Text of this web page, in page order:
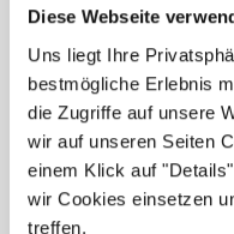
Diese Webseite
Uns liegt Ihre
bestmögliche Erlebnis
die Zugriffe auf unsere
wir auf unseren Seiten
einem Klick auf
wir Cookies einsetzen
treffen.
Ihre Angaben und
sicher. Niemand bis
Betreuer haben Zugriff
Erst nach Ihrer
Stellenangebot leiten
gewünschten